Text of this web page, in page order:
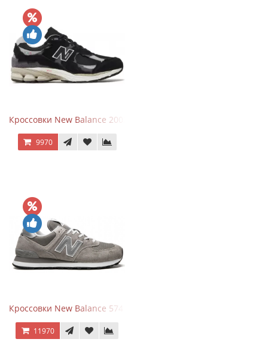
Кроссовки New Balance 2002R Protection Pack Black Grey
9970
Кроссовки New Balance 574 Grey White Silver
11970